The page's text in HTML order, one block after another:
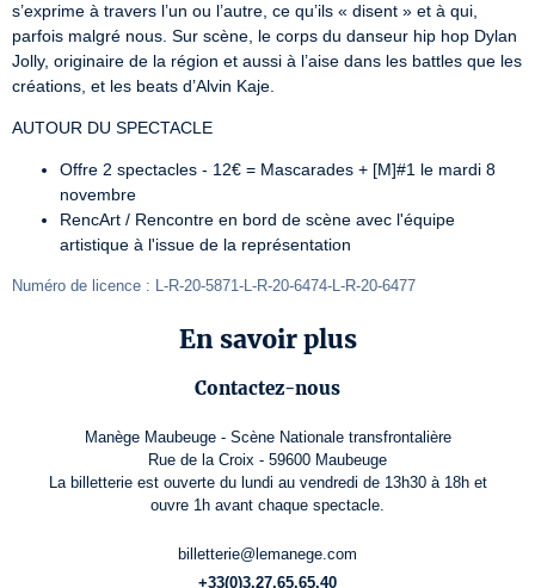
s’exprime à travers l’un ou l’autre, ce qu’ils « disent » et à qui,
parfois malgré nous. Sur scène, le corps du danseur hip hop Dylan
Jolly, originaire de la région et aussi à l’aise dans les battles que les
créations, et les beats d’Alvin Kaje.
AUTOUR DU SPECTACLE
Offre 2 spectacles - 12€ = Mascarades + [M]#1 le mardi 8
novembre
RencArt / Rencontre en bord de scène avec l'équipe
artistique à l'issue de la représentation
Numéro de licence : L-R-20-5871-L-R-20-6474-L-R-20-6477
En savoir plus
Contactez-nous
Manège Maubeuge - Scène Nationale transfrontalière
Rue de la Croix - 59600 Maubeuge
La billetterie est ouverte du lundi au vendredi de 13h30 à 18h et
ouvre 1h avant chaque spectacle.
billetterie@lemanege.com
+33(0)3.27.65.65.40